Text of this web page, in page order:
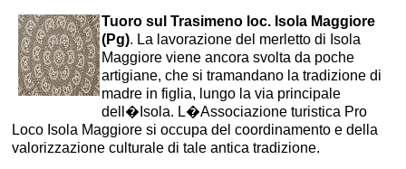
Tuoro sul Trasimeno loc. Isola Maggiore
(Pg). La lavorazione del merletto di Isola
Maggiore viene ancora svolta da poche
artigiane, che si tramandano la tradizione di
madre in figlia, lungo la via principale
dell�Isola. L�Associazione turistica Pro
Loco Isola Maggiore si occupa del coordinamento e della
valorizzazione culturale di tale antica tradizione.